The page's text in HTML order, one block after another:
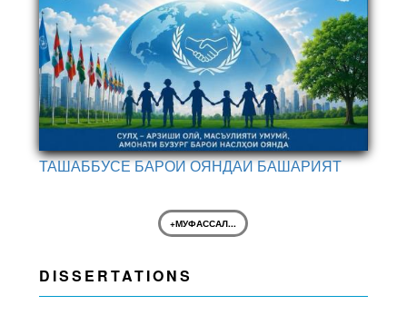
ТАШАББУСЕ БАРОИ ОЯНДАИ БАШАРИЯТ
+МУФАССАЛ...
DISSERTATIONS